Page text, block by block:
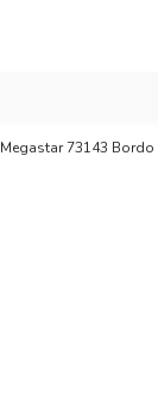
Megastar 73143 Bordo